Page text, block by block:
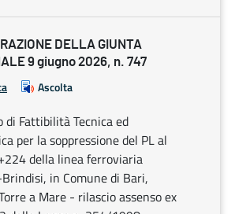
DELLA GIUNTA
9 giugno 2026, n. 747
Ascolta
di Fattibilità Tecnica ed
per la soppressione del PL al
della linea ferroviaria
in Comune di Bari,
a Mare - rilascio assenso ex